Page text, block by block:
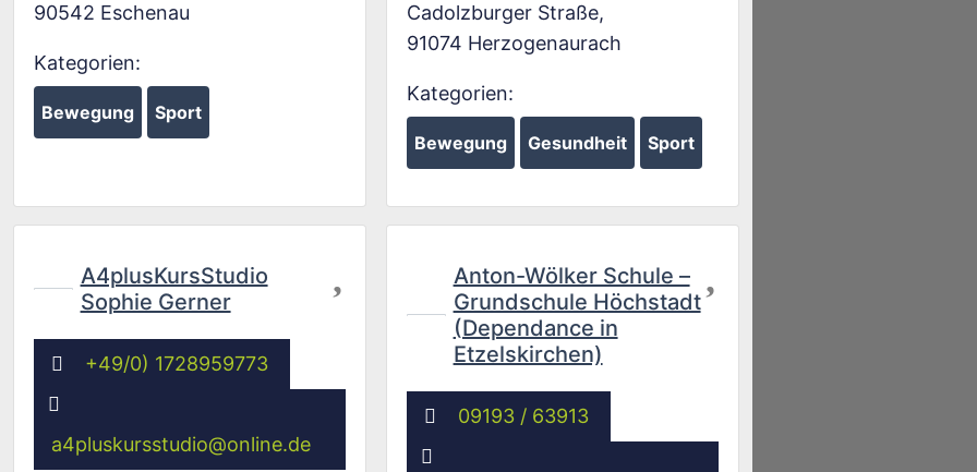
90542 Eschenau
Kategorien:
Bewegung Sport
Cadolzburger Straße,
91074 Herzogenaurach
Kategorien:
Bewegung Gesundheit Sport
A4plusKursStudio
Sophie Gerner
+49/0) 1728959773
a4pluskursstudio@online.de
Anton-Wölker Schule –
Grundschule Höchstadt
(Dependance in
Etzelskirchen)
09193 / 63913